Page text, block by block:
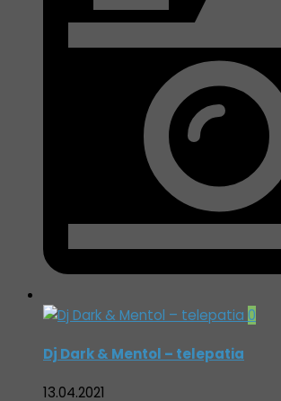
0
Dj Dark & Mentol – telepatia
13.04.2021